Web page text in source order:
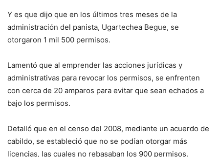
Y es que dijo que en los últimos tres meses de la
administración del panista, Ugartechea Begue, se
otorgaron 1 mil 500 permisos.
Lamentó que al emprender las acciones jurídicas y
administrativas para revocar los permisos, se enfrenten
con cerca de 20 amparos para evitar que sean echados a
bajo los permisos.
Detalló que en el censo del 2008, mediante un acuerdo de
cabildo, se estableció que no se podían otorgar más
licencias, las cuales no rebasaban los 900 permisos.